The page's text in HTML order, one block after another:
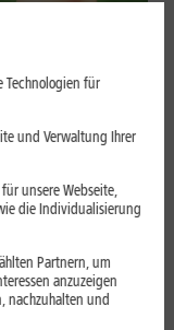
Trainingsablauf
GPS,
Technologien für
und Verwaltung Ihrer
unsere Webseite,
die Individualisierung
Partnern, um
anzuzeigen
nachzuhalten und